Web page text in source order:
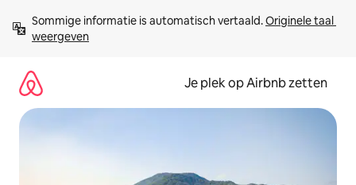
direct
naar
Sommige informatie is automatisch vertaald. Originele taal
weergeven
Je plek op Airbnb zetten